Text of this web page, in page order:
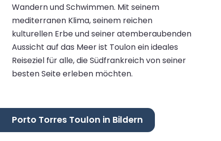
Wandern und Schwimmen. Mit seinem
mediterranen Klima, seinem reichen
kulturellen Erbe und seiner atemberaubenden
Aussicht auf das Meer ist Toulon ein ideales
Reiseziel für alle, die Südfrankreich von seiner
besten Seite erleben möchten.
Porto Torres Toulon in Bildern